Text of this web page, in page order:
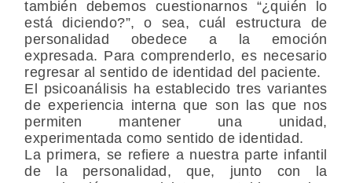
también debemos cuestionarnos “¿quién lo
está diciendo?”, o sea, cuál estructura de
personalidad obedece a la emoción
expresada. Para comprenderlo, es necesario
regresar al sentido de identidad del paciente.
El psicoanálisis ha establecido tres variantes
de experiencia interna que son las que nos
permiten mantener una unidad,
experimentada como sentido de identidad.
La primera, se refiere a nuestra parte infantil
de la personalidad, que, junto con la